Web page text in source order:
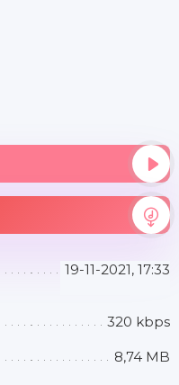
19-11-2021, 17:33
320 kbps
8,74 MB